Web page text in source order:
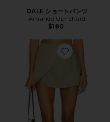
DALE ショートパンツ
Amanda Uprichard
$180
Favorite EMILIE